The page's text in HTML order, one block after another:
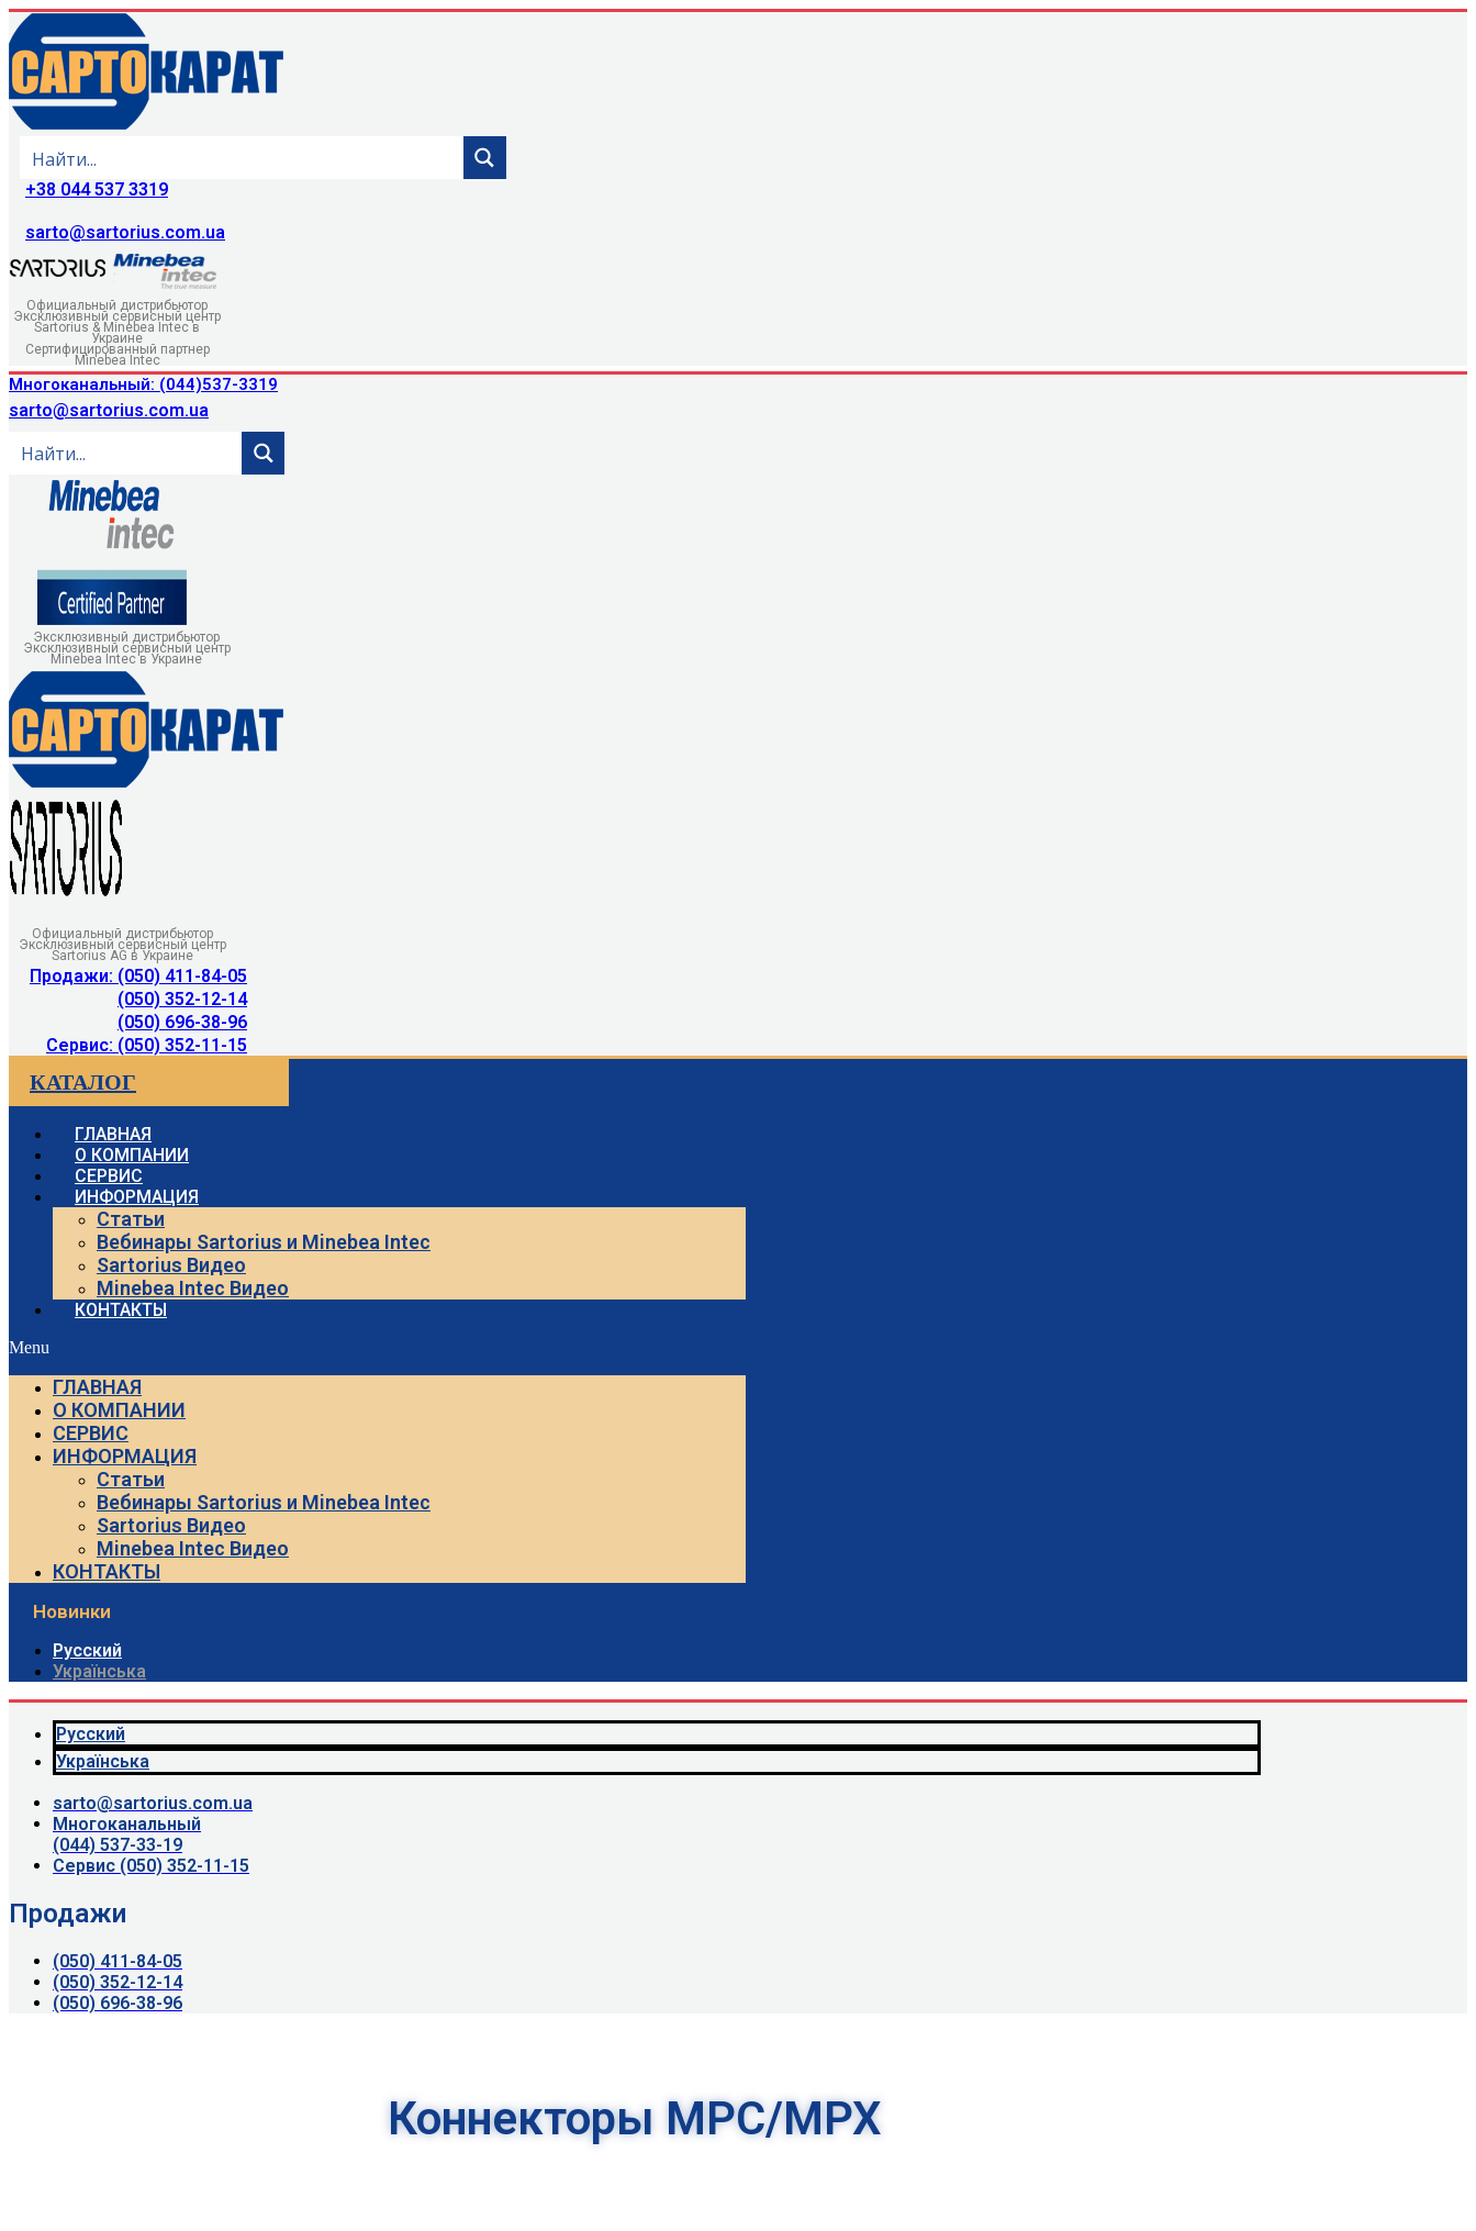
+38 044 537 3319
sarto@sartorius.com.ua
Официальный дистрибьютор
Эксклюзивный сервисный центр
Sartorius & Minebea Intec в
Украине
Сертифицированный партнер
Minebea Intec
Многоканальный: (044)537-3319
sarto@sartorius.com.ua
Эксклюзивный дистрибьютор
Эксклюзивный сервисный центр
Minebea Intec в Украине
Официальный дистрибьютор
Эксклюзивный сервисный центр
Sartorius AG в Украине
Продажи: (050) 411-84-05
(050) 352-12-14
(050) 696-38-96
Сервис: (050) 352-11-15
КАТАЛОГ
ГЛАВНАЯ
О КОМПАНИИ
СЕРВИС
ИНФОРМАЦИЯ
Статьи
Вебинары Sartorius и Minebea Intec
Sartorius Видео
Minebea Intec Видео
КОНТАКТЫ
Menu
ГЛАВНАЯ
О КОМПАНИИ
СЕРВИС
ИНФОРМАЦИЯ
Статьи
Вебинары Sartorius и Minebea Intec
Sartorius Видео
Minebea Intec Видео
КОНТАКТЫ
Новинки
Русский
Українська
Русский
Українська
sarto@sartorius.com.ua
Многоканальный
(044) 537-33-19
Сервис (050) 352-11-15
Продажи
(050) 411-84-05
(050) 352-12-14
(050) 696-38-96
Коннекторы MPC/MPX